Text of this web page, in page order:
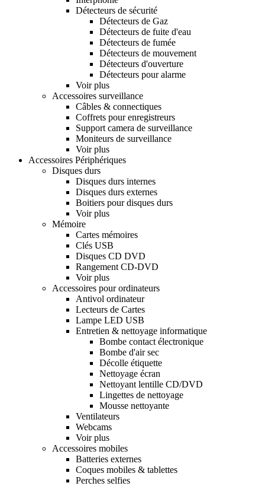
Détecteurs de sécurité
Détecteurs de Gaz
Détecteurs de fuite d'eau
Détecteurs de fumée
Détecteurs de mouvement
Détecteurs d'ouverture
Détecteurs pour alarme
Voir plus
Accessoires surveillance
Câbles & connectiques
Coffrets pour enregistreurs
Support camera de surveillance
Moniteurs de surveillance
Voir plus
Accessoires Périphériques
Disques durs
Disques durs internes
Disques durs externes
Boitiers pour disques durs
Voir plus
Mémoire
Cartes mémoires
Clés USB
Disques CD DVD
Rangement CD-DVD
Voir plus
Accessoires pour ordinateurs
Antivol ordinateur
Lecteurs de Cartes
Lampe LED USB
Entretien & nettoyage informatique
Bombe contact électronique
Bombe d'air sec
Décolle étiquette
Nettoyage écran
Nettoyant lentille CD/DVD
Lingettes de nettoyage
Mousse nettoyante
Ventilateurs
Webcams
Voir plus
Accessoires mobiles
Batteries externes
Coques mobiles & tablettes
Perches selfies